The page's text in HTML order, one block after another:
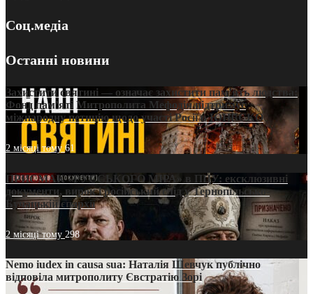
Соц.медіа
Останні новини
Захистити святині — означає захистити пам’ять людства:
Фонд пам’яті Митрополита Мефодія підтримує
міжнародну петицію щодо участі Росії в ЮНЕСКО
2 місяці тому61
ПРИСМАК «РУССЬКОГО МІРА» в ПЦУ: ексклюзивні
документи, вирок і російський слід у Тернопільсько-
Бучацькій єпархії
2 місяці тому 298
Nemo iudex in causa sua: Наталія Шевчук публічно
відповіла митрополиту Євстратію Зорі